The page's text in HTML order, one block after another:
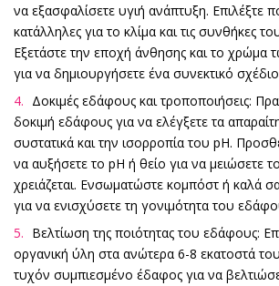
να εξασφαλίσετε υγιή ανάπτυξη. Επιλέξτε
κατάλληλες για το κλίμα και τις συνθήκες
Εξετάστε την εποχή άνθησης και το
για να δημιουργήσετε ένα συνεκτικό
Δοκιμές εδάφους και τροποποιήσεις:
δοκιμή εδάφους για να ελέγξετε τα
συστατικά και την ισορροπία του pH.
να αυξήσετε το pH ή θείο για να μειώσετε
χρειάζεται. Ενσωματώστε κομπόστ ή καλά
για να ενισχύσετε τη γονιμότητα του
Βελτίωση της ποιότητας του εδάφους:
οργανική ύλη στα ανώτερα 6-8 εκατοστά
τυχόν συμπιεσμένο έδαφος για να